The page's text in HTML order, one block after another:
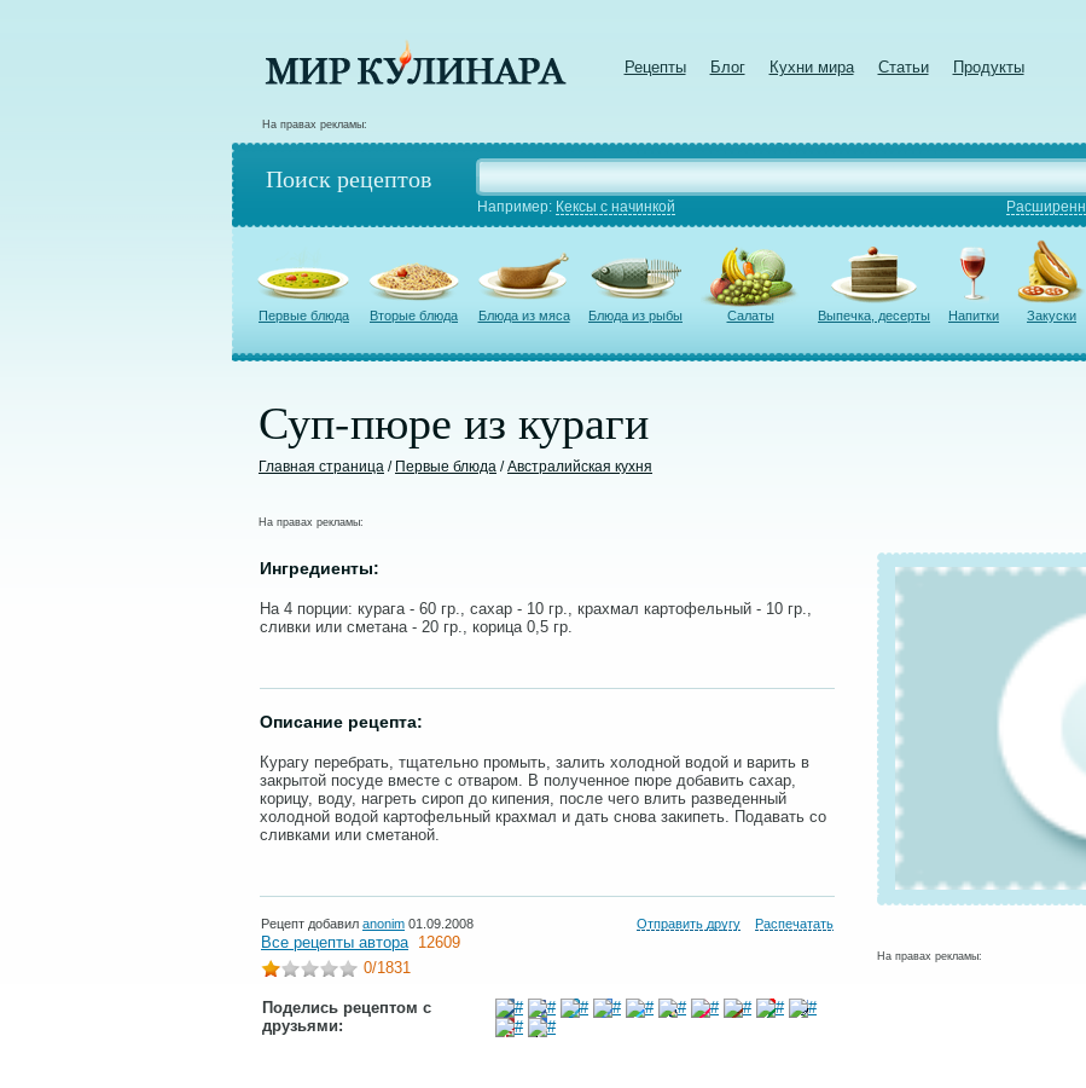
Рецепты Блог Кухни мира Статьи Продукты
На правах рекламы:
Поиск рецептов
Например: Кексы с начинкой
Первые блюда Вторые блюда Блюда из мяса Блюда из рыбы Салаты Выпечка, десерты Напитки Закуски
Суп-пюре из кураги
Главная страница / Первые блюда /Австралийская кухня
На правах рекламы:
Ингредиенты:
На 4 порции: курага - 60 гр., сахар - 10 гр., крахмал картофельный - 10 гр.,
сливки или сметана - 20 гр., корица 0,5 гр.
Описание рецепта:
Курагу перебрать, тщательно промыть, залить холодной водой и варить в
закрытой посуде вместе с отваром. В полученное пюре добавить сахар,
корицу, воду, нагреть сироп до кипения, после чего влить разведенный
холодной водой картофельный крахмал и дать снова закипеть. Подавать со
сливками или сметаной.
Рецепт добавил anonim 01.09.2008 Отправить другу Распечатать
Все рецепты автора 12609
0/1831
Поделись рецептом с
друзьями:
На правах рекламы: